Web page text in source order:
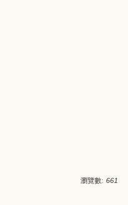
瀏覽數: 661